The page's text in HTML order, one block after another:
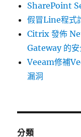
SharePoint
假冒Line程式
Citrix 發佈
Gateway 的
Veeam修補
漏洞
分類